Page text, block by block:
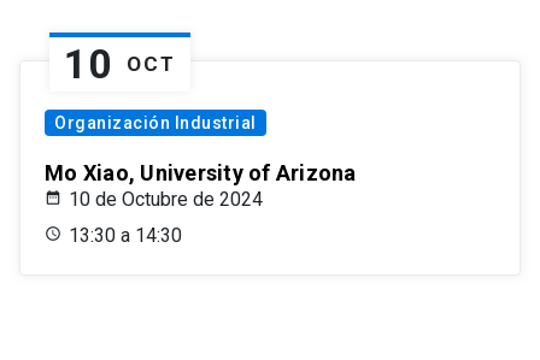
10 OCT
Organización Industrial
Mo Xiao, University of Arizona
10 de Octubre de 2024
13:30 a 14:30